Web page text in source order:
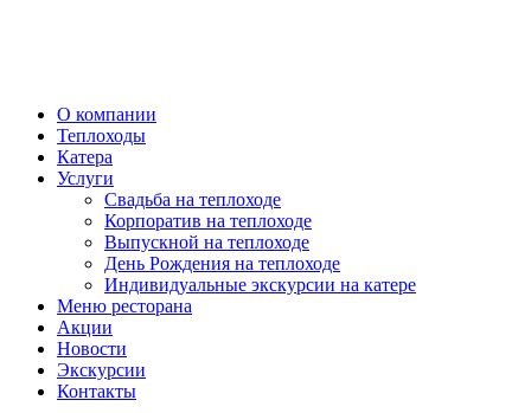
О компании
Теплоходы
Катера
Услуги
Свадьба на теплоходе
Корпоратив на теплоходе
Выпускной на теплоходе
День Рождения на теплоходе
Индивидуальные экскурсии на катере
Меню ресторана
Акции
Новости
Экскурсии
Контакты